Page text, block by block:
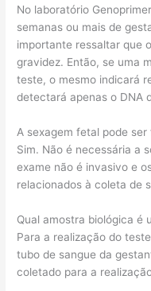
No laboratório
semanas ou mais de
importante ressaltar que
gravidez. Então, se uma
teste, o mesmo indicará
detectará apenas o DNA
A sexagem fetal pode
Sim. Não é necessária a
exame não é invasivo e
relacionados à coleta de
Qual amostra biológica é
Para a realização do
tubo de sangue da
coletado para a